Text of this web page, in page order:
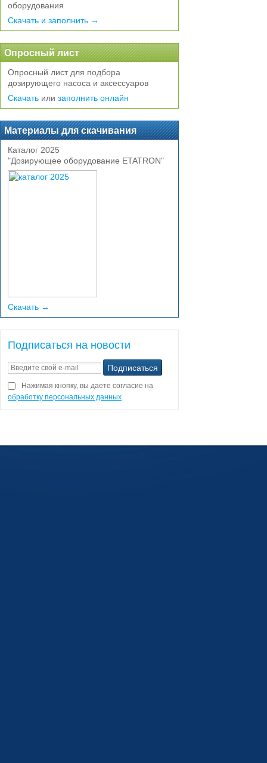
оборудования
Скачать и заполнить →
Опросный лист
Опросный лист для подбора
дозирующего насоса и аксессуаров
Скачать или заполнить онлайн
Материалы для скачивания
Каталог 2025
"Дозирующее оборудование ETATRON"
Скачать →
Подписаться на новости
Нажимая кнопку, вы даете согласие на
обработку персональных данных